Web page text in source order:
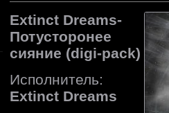
Extinct Dreams-
Потусторонее
сияние (digi-pack)
Исполнитель:
Extinct Dreams